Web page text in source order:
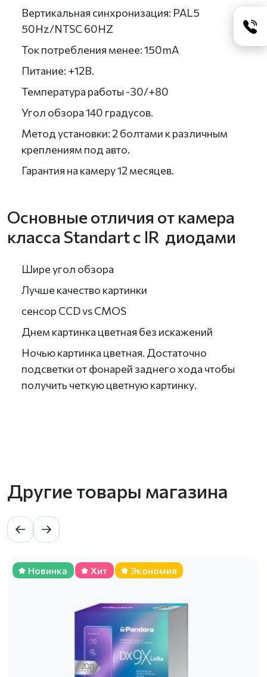
Вертикальная синхронизация: PAL5
50Hz/NTSC 60HZ
Ток потребления менее: 150mA
Питание: +12В.
Температура работы -30/+80
Угол обзора 140 градусов.
Метод установки: 2 болтами к различным
креплениям под авто.
Гарантия на камеру 12 месяцев.
Основные отличия от камера
класса Standart с IR диодами
Шире угол обзора
Лучше качество картинки
сенсор CCD vs CMOS
Днем картинка цветная без искажений
Ночью картинка цветная. Достаточно
подсветки от фонарей заднего хода чтобы
получить четкую цветную картинку.
Другие товары магазина
Новинка Хит Экономия